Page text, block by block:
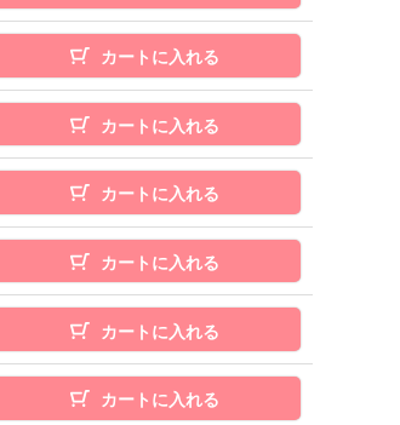
カートに入れる
カートに入れる
カートに入れる
カートに入れる
カートに入れる
カートに入れる